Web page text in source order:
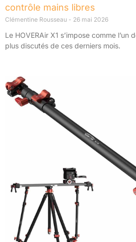
contrôle mains libres
Clémentine Rousseau 26 mai 2026
Le HOVERAir X1 s’impose comme
plus discutés de ces derniers mois.